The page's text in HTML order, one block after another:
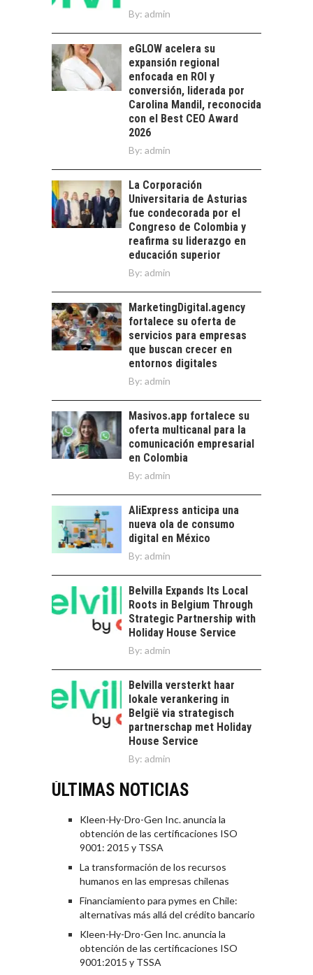
HUMANOS EN LAS
EMPRESAS
CHILENAS
La transformación
estratégica de los
recursos humanos en
las empresas…
FINANCIAMIENTO
PARA PYMES EN
CHILE:
ALTERNATIVAS MÁS
ALLÁ DEL CRÉDITO
BANCARIO
pymes en Chile:
alternativas que
trascienden el
crédito…
EL CRECIMIENTO DE
LOS SERVICIOS
DIGITALES
EXPORTADOS DESDE
CHILE
El auge de las
exportaciones de
servicios digitales en
Chile:…
TURISMO EN EL
DESIERTO DE
ATACAMA:
OPORTUNIDADES
PARA EL
DESARROLLO LOCAL
Atacama: Motor
Estratégico para el
Desarrollo Turístico…
By: admin
eGLOW acelera su
expansión regional
enfocada en ROI y
conversión, liderada por
Carolina Mandil, reconocida
con el Best CEO Award
2026
By: admin
La Corporación
Universitaria de Asturias
fue condecorada por el
Congreso de Colombia y
reafirma su liderazgo en
educación superior
By: admin
MarketingDigital.agency
fortalece su oferta de
servicios para empresas
que buscan crecer en
entornos digitales
By: admin
Masivos.app fortalece su
oferta multicanal para la
comunicación empresarial
en Colombia
By: admin
AliExpress anticipa una
nueva ola de consumo
digital en México
By: admin
Belvilla Expands Its Local
Roots in Belgium Through
Strategic Partnership with
Holiday House Service
By: admin
Belvilla versterkt haar
lokale verankering in
België via strategisch
partnerschap met Holiday
House Service
By: admin
ÚLTIMAS NOTICIAS
Kleen-Hy-Dro-Gen Inc. anuncia la
obtención de las certificaciones ISO
9001: 2015 y TSSA
La transformación de los recursos
humanos en las empresas chilenas
Financiamiento para pymes en Chile:
alternativas más allá del crédito bancario
Kleen-Hy-Dro-Gen Inc. anuncia la
obtención de las certificaciones ISO
9001:2015 y TSSA